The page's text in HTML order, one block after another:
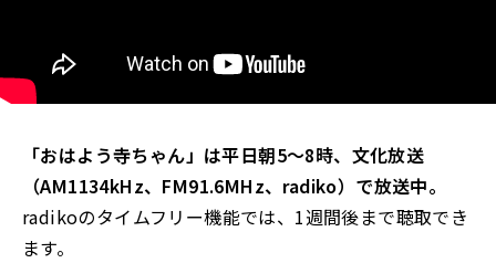
「おはよう寺ちゃん」は平日朝5～8時、文化放送
（AM1134kHz、FM91.6MHz、radiko）で放送中。
radikoのタイムフリー機能では、1週間後まで聴取でき
ます。